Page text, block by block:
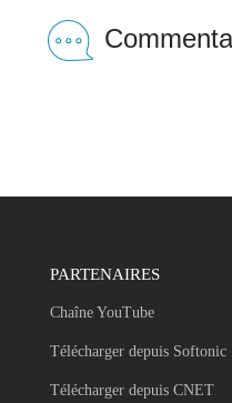
PARTENAIRES
Chaîne YouTube
Télécharger depuis Softonic
Télécharger depuis CNET